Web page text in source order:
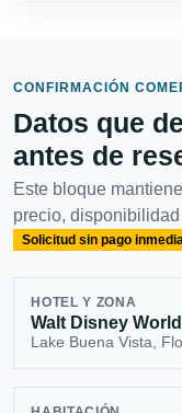
CONFIRMACIÓN
Datos que
antes de
Este bloque
precio,
Solicitud sin pago
HOTEL Y ZONA
Walt Disney
Lake Buena Vista,